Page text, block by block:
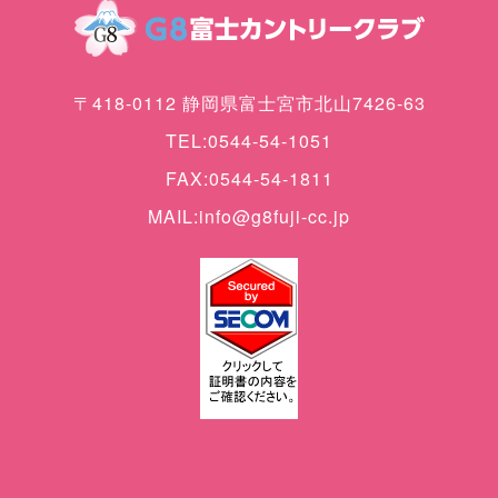
〒418-0112 静岡県富士宮市北山7426-63
TEL:0544-54-1051
FAX:0544-54-1811
MAIL:info@g8fuji-cc.jp